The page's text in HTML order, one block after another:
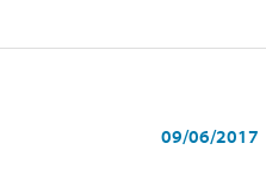
09/06/2017